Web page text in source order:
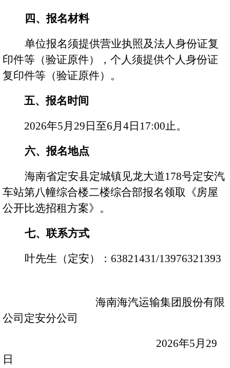
党建
征集
四、报名材料
单位报名须提供营业执照及法人身份证复
印件等（验证原件），个人须提供个人身份证
复印件等（验证原件）。
五、报名时间
2026年5月 29 日至6月 4日 17:00止。
六、报名地点
海南省定安县定城镇见龙大道178号定安汽
车站第八幢综合楼二楼综合部报名领取《房屋
公开比选招租方案》 。
七、联系方式
叶先生（定安）： 63821431/13976321393
海南海汽运输集团股份有限
公司定安分公司
2026年5月 29
日